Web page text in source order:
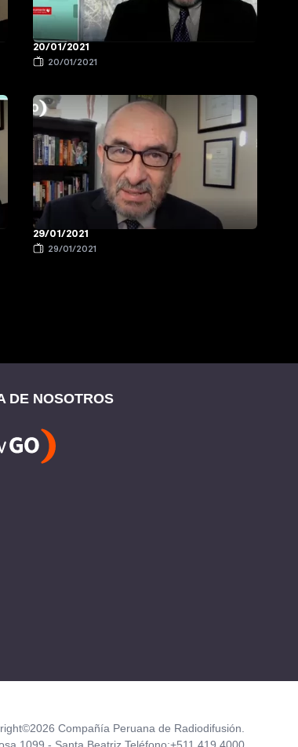
20/01/2021
20/01/2021
29/01/2021
29/01/2021
DE NOSOTROS
Compañía Peruana de Radiodifusión.